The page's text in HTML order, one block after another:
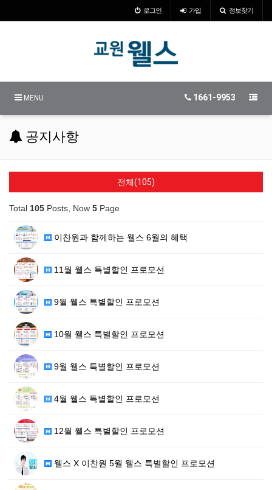
로그인 가입 정보찾기
MENU 1661-9953
공지사항
전체(105)
Total 105 Posts, Now 5 Page
이찬원과 함께하는 웰스 6월의 혜택
11월 웰스 특별할인 프로모션
9월 웰스 특별할인 프로모션
10월 웰스 특별할인 프로모션
9월 웰스 특별할인 프로모션
4월 웰스 특별할인 프로모션
12월 웰스 특별할인 프로모션
웰스 X 이찬원 5월 웰스 특별할인 프로모션